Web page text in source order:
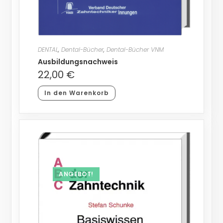
DENTAL, Dental-Bücher, Dental-Bücher VNM
Ausbildungsnachweis
22,00 €
In den Warenkorb
ANGEBOT!